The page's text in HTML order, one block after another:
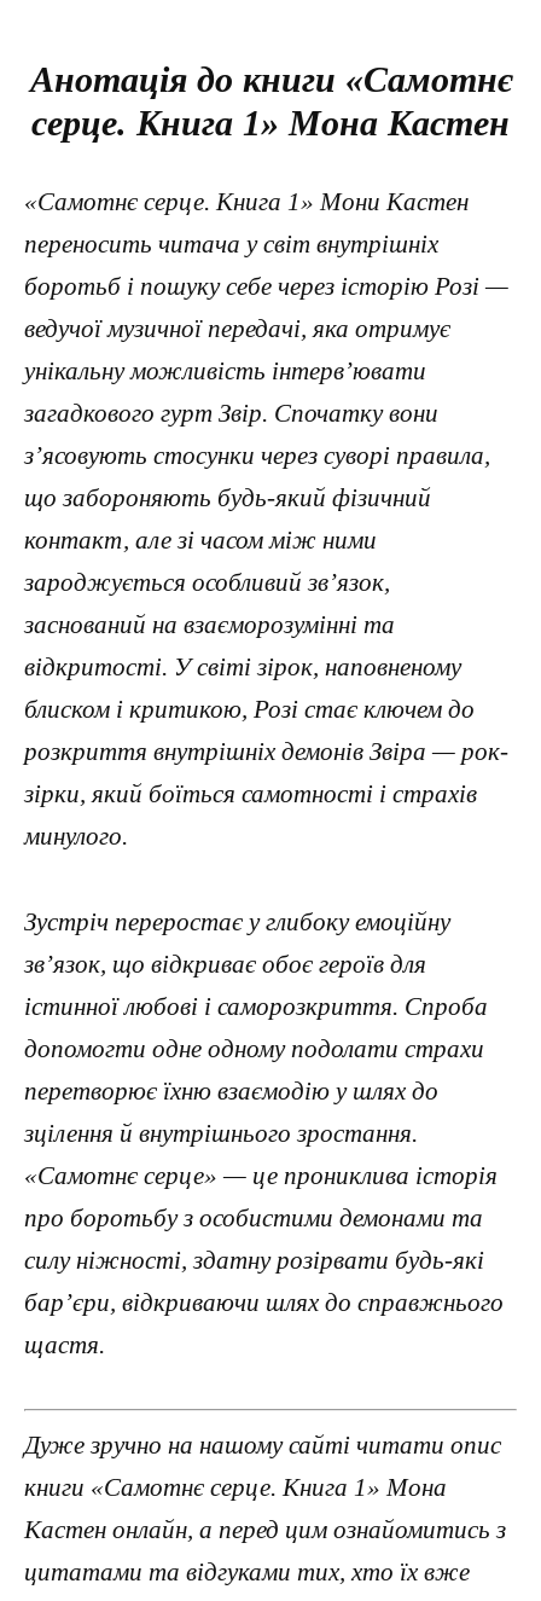
Анотація до книги «Самотнє
серце. Книга 1» Мона Кастен
«Самотнє серце. Книга 1» Мони Кастен
переносить читача у світ внутрішніх
боротьб і пошуку себе через історію Розі —
ведучої музичної передачі, яка отримує
унікальну можливість інтерв’ювати
загадкового гурт Звір. Спочатку вони
з’ясовують стосунки через суворі правила,
що забороняють будь-який фізичний
контакт, але зі часом між ними
зароджується особливий зв’язок,
заснований на взаєморозумінні та
відкритості. У світі зірок, наповненому
блиском і критикою, Розі стає ключем до
розкриття внутрішніх демонів Звіра — рок-
зірки, який боїться самотності і страхів
минулого.
Зустріч переростає у глибоку емоційну
зв’язок, що відкриває обоє героїв для
істинної любові і саморозкриття. Спроба
допомогти одне одному подолати страхи
перетворює їхню взаємодію у шлях до
зцілення й внутрішнього зростання.
«Самотнє серце» — це прониклива історія
про боротьбу з особистими демонами та
силу ніжності, здатну розірвати будь-які
бар’єри, відкриваючи шлях до справжнього
щастя.
Дуже зручно на нашому сайті читати опис
книги «Самотнє серце. Книга 1» Мона
Кастен онлайн, а перед цим ознайомитись з
цитатами та відгуками тих, хто їх вже